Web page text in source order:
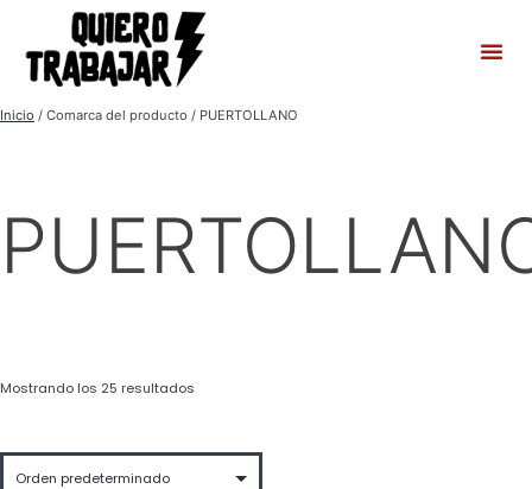
Inicio / Comarca del producto / PUERTOLLANO
Mostrando los 25 resultados